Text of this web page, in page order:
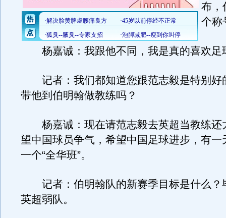
布，
个称
杨嘉诚：我跟他不同，我是真的喜欢足
记者：我们都知道您跟范志毅是特别好
带他到伯明翰做教练吗？
杨嘉诚：现在请范志毅去英超当教练还
望中国球员争气，希望中国足球进步，有一
一个“全华班”。
记者：伯明翰队的新赛季目标是什么？
英超弱队。